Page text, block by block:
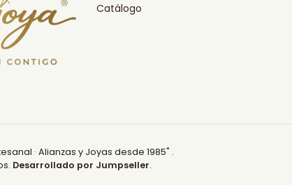
Catálogo
· Alianzas y Joyas desde 1985" .
Desarrollado por Jumpseller.